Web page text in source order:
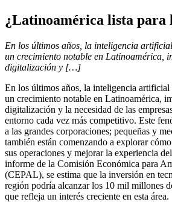
¿Latinoamérica lista para
En los últimos años, la inteligencia
un crecimiento notable en Latinoamérica,
digitalización y […]
En los últimos años, la inteligencia
un crecimiento notable en Latinoamérica,
digitalización y la necesidad de las
entorno cada vez más competitivo. Este
a las grandes corporaciones; pequeñas y
también están comenzando a explorar
sus operaciones y mejorar la experiencia
informe de la Comisión Económica para
(CEPAL), se estima que la inversión en
región podría alcanzar los 10 mil millones
que refleja un interés creciente en esta área.